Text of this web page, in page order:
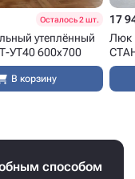
Осталось 2 шт.
утеплённый
УТ40 600x700
В корзину
17
Люк
способом